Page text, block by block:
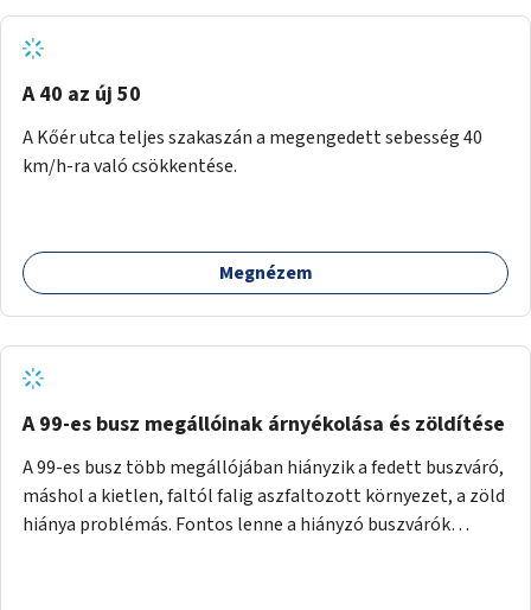
A 40 az új 50
A Kőér utca teljes szakaszán a megengedett sebesség 40
km/h-ra való csökkentése.
Megnézem
A 99-es busz megállóinak árnyékolása és zöldítése
A 99-es busz több megállójában hiányzik a fedett buszváró,
máshol a kietlen, faltól falig aszfaltozott környezet, a zöld
hiánya problémás. Fontos lenne a hiányzó buszvárók